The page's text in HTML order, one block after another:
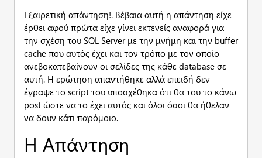
Εξαιρετική απάντηση!. Βέβαια αυτή η απάντηση είχε
έρθει αφού πρώτα είχε γίνει εκτενείς αναφορά για
την σχέση του SQL Server με την μνήμη και την buffer
cache που αυτός έχει και τον τρόπο με τον οποίο
ανεβοκατεβαίνουν οι σελίδες της κάθε database σε
αυτή. Η ερώτηση απαντήθηκε αλλά επειδή δεν
έγραψε το script του υποσχέθηκα ότι θα του το κάνω
post ώστε να το έχει αυτός και όλοι όσοι θα ήθελαν
να δουν κάτι παρόμοιο.
Η Απάντηση